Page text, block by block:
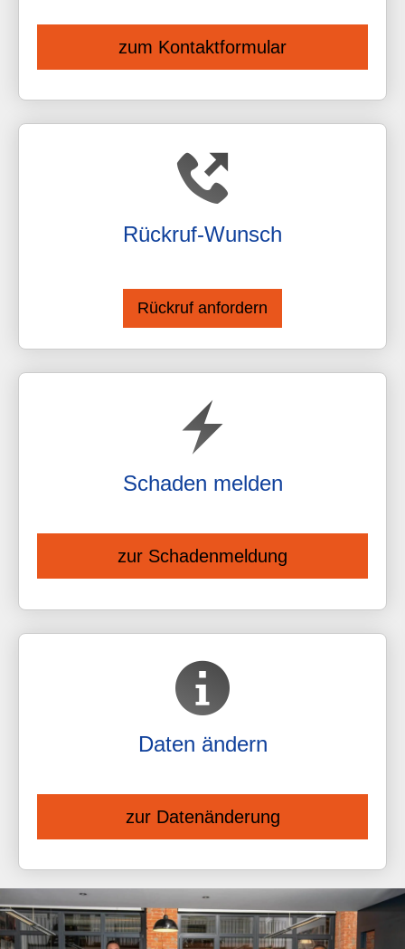
zum Kontaktformular
Rück­ruf-Wunsch
Schaden melden
zur Schadenmeldung
Daten ändern
zur Datenänderung